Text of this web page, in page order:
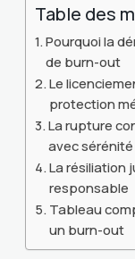
Table des
Pourquoi la
de burn-out
Le
protection
La rupture
avec sérénité
La résiliation
responsable
Tableau
un burn-out